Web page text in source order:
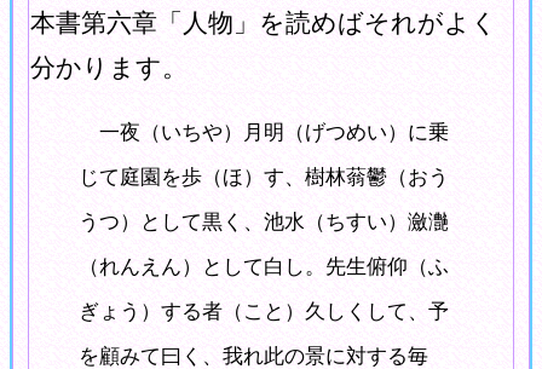
本書第六章「人物」を読めばそれがよく
分かります。
一夜（いちや）月明（げつめい）に乗
じて庭園を歩（ほ）す、樹林蓊鬱（おう
うつ）として黒く、池水（ちすい）瀲灔
（れんえん）として白し。先生俯仰（ふ
ぎょう）する者（こと）久しくして、予
を顧みて曰く、我れ此の景に対する毎